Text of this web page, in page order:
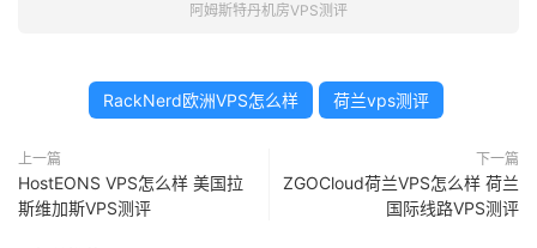
阿姆斯特丹机房VPS测评
RackNerd欧洲VPS怎么样 荷兰vps测评
上一篇
HostEONS VPS怎么样 美国拉
斯维加斯VPS测评
下一篇
ZGOCloud荷兰VPS怎么样 荷兰
国际线路VPS测评